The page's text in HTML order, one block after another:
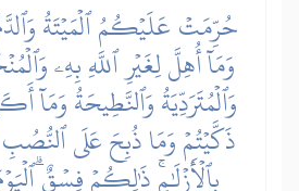
حُرِّمَتۡ عَلَيۡكُمُ ٱلۡمَيۡتَةُ
وَمَآ أُهِلَّ لِغَيۡرِ ٱللَّهِ بِهِۦ
وَٱلۡمُتَرَدِّيَةُ وَٱلنَّطِيحَةُ وَمَآ
ذَكَّيۡتُمۡ وَمَا ذُبِحَ عَلَى
بِٱلۡأَزۡلَٰمِۚ ذَٰلِكُمۡ فِسۡقٌۗ